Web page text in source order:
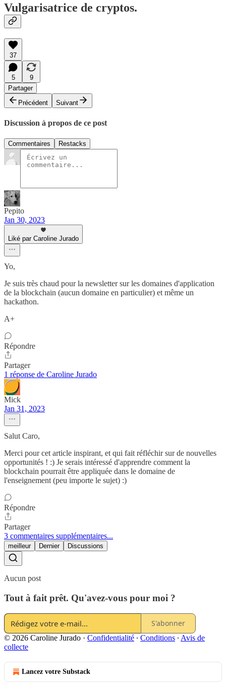
Vulgarisatrice de cryptos.
37
5
9
Partager
Précédent
Suivant
Discussion à propos de ce post
Commentaires Restacks
Pepito
Jan 30, 2023
Liké par Caroline Jurado
Yo,
Je suis très chaud pour la newsletter sur les domaines d'application
de la blockchain (aucun domaine en particulier) et même un
hackathon.
A+
Répondre
Partager
1 réponse de Caroline Jurado
Mick
Jan 31, 2023
Salut Caro,
Merci pour cet article inspirant, et qui fait réfléchir sur de nouvelles
opportunités ! :) Je serais intéressé d'apprendre comment la
blockchain pourrait être appliquée dans le domaine de
l'enseignement (peu importe le sujet) :)
Répondre
Partager
3 commentaires supplémentaires...
meilleur Dernier Discussions
Aucun post
Tout à fait prêt. Qu'avez-vous pour moi ?
S'abonner
© 2026 Caroline Jurado · Confidentialité ∙ Conditions ∙ Avis de
collecte
Lancez votre Substack